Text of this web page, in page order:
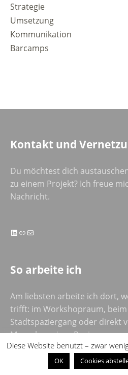
Strategie
Umsetzung
Kommunikation
Barcamps
Kontakt und
Du möchtest dich
zu einem Projekt? Ich freue
Nachricht.
LinkedIn
LinkE-Mail
So arbeite ich
Am liebsten arbeite ich dort,
trifft: im Workshopraum,
Stadtspaziergang oder direkt
Menschen einer Region.
Öffentliche Termine von mir
Diese Website benutzt – zwar
OK Cookies